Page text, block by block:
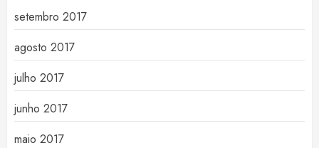
setembro 2017
agosto 2017
julho 2017
junho 2017
maio 2017